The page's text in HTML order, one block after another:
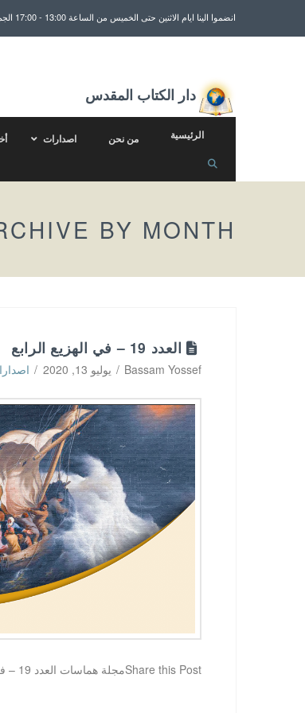
انضموا الينا ايام الاثنين حتى الخميس من الساعة 13:00 - 17:00 الجمعة من الساعة 13:00 - 15:30
دار الكتاب المقدس
الرئيسية من نحن اصدارات
BY MONTH
العدد 19 – في الهزيع الرابع
Bassam Yossef يوليو 13, 2020
Share this Postمجلة هماسات العدد 19 – في الهزيع الرابع